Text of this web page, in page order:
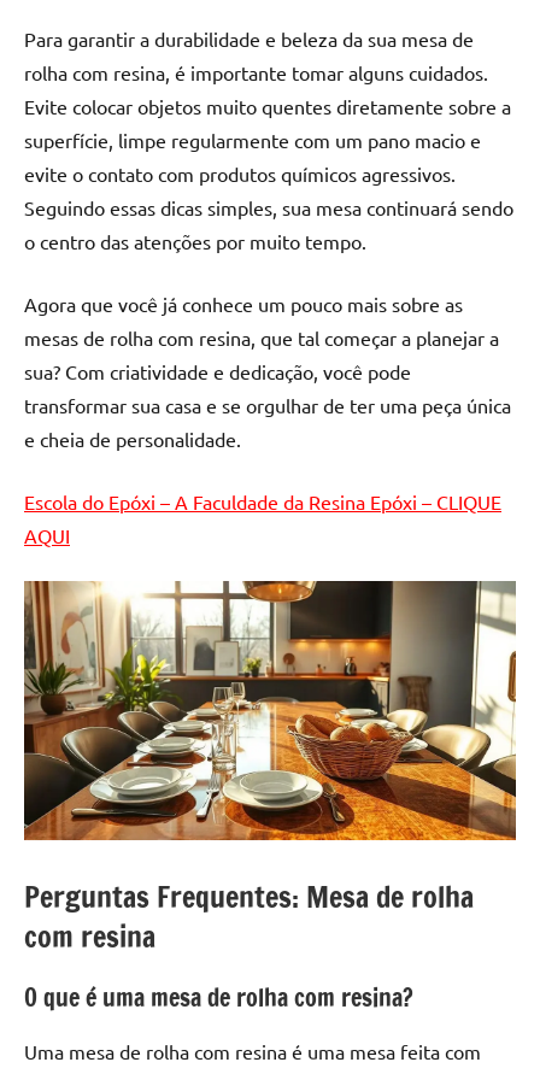
resinada
de
alta
qualidade,
como
as
populares
River
e
mesas
resinadas.
Para garantir a durabilidade e beleza da sua mesa de
rolha com resina, é importante tomar alguns cuidados.
Evite colocar objetos muito quentes diretamente sobre a
superfície, limpe regularmente com um pano macio e
evite o contato com produtos químicos agressivos.
Seguindo essas dicas simples, sua mesa continuará sendo
o centro das atenções por muito tempo.
Agora que você já conhece um pouco mais sobre as
mesas de rolha com resina, que tal começar a planejar a
sua? Com criatividade e dedicação, você pode
transformar sua casa e se orgulhar de ter uma peça única
e cheia de personalidade.
Escola do Epóxi – A Faculdade da Resina Epóxi – CLIQUE
AQUI
Perguntas Frequentes: Mesa de rolha
com resina
O que é uma mesa de rolha com resina?
Uma mesa de rolha com resina é uma mesa feita com